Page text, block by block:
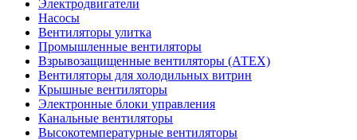
Электродвигатели
Насосы
Вентиляторы улитка
Промышленные вентиляторы
Взрывозащищенные вентиляторы (АТЕХ)
Вентиляторы для холодильных витрин
Крышные вентиляторы
Электронные блоки управления
Канальные вентиляторы
Высокотемпературные вентиляторы